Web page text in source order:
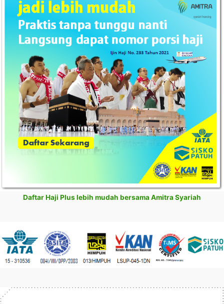
Daftar Haji Plus lebih mudah bersama Amitra Syariah